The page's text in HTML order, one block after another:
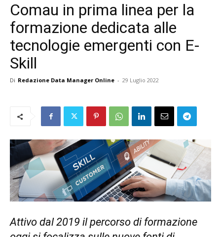
Comau in prima linea per la
formazione dedicata alle
tecnologie emergenti con E-
Skill
Di Redazione Data Manager Online - 29 Luglio 2022
Attivo dal 2019 il percorso di formazione